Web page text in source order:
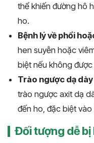
thể khiến đường hô
ho.
Bệnh lý về phổi
hen suyễn hoặc
biệt nếu không
Trào ngược dạ
trào ngược axit dạ
đến ho, đặc biệt
Đối tượng dễ